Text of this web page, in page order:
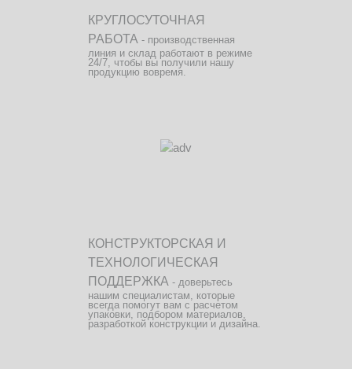
КРУГЛОСУТОЧНАЯ
РАБОТА - производственная
линия и склад работают в режиме
24/7, чтобы вы получили нашу
продукцию вовремя.
КОНСТРУКТОРСКАЯ И
ТЕХНОЛОГИЧЕСКАЯ
ПОДДЕРЖКА - доверьтесь
нашим специалистам, которые
всегда помогут вам с расчетом
упаковки, подбором материалов,
разработкой конструкции и дизайна.